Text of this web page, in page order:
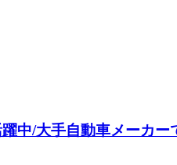
/大手自動車メーカー